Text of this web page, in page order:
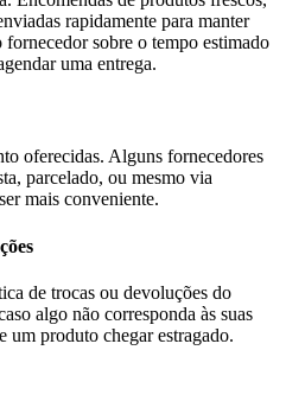
rapidamente para manter
fornecedor sobre o tempo estimado
uma entrega.
oferecidas. Alguns fornecedores
parcelado, ou mesmo via
mais conveniente.
de trocas ou devoluções do
algo não corresponda às suas
um produto chegar estragado.